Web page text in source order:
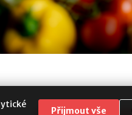
Přijmout vše